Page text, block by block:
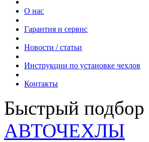
О нас
Гарантия и сервис
Новости / статьи
Инструкции по установке чехлов
Контакты
Быстрый подбор
АВТОЧЕХЛЫ